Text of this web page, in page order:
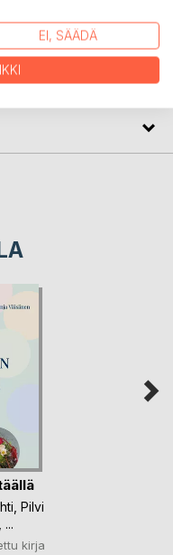
Pilvi
, ...
kirja
EI, SÄÄDÄ